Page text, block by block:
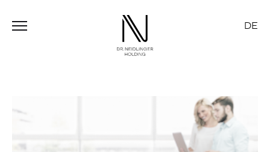
DE